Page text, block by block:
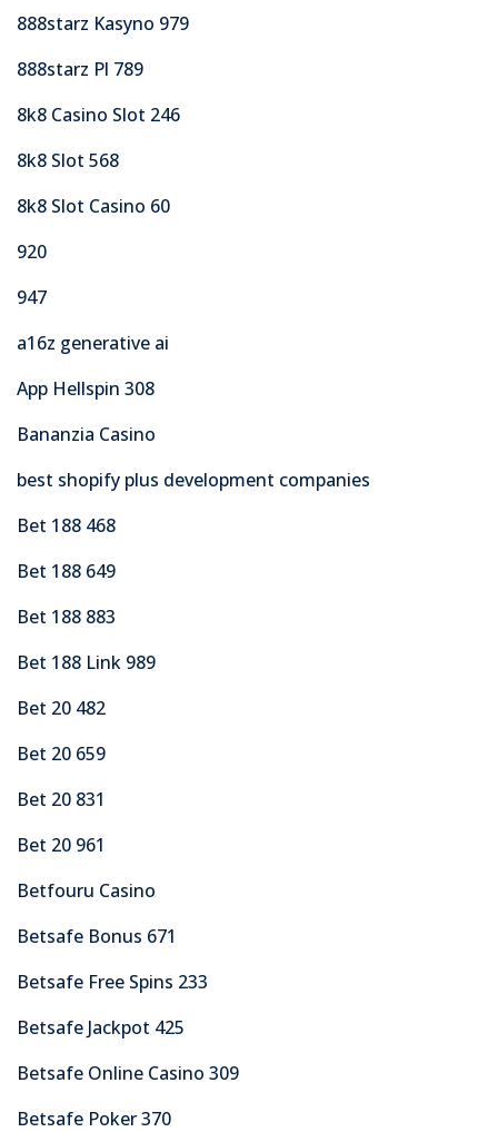
888starz Kasyno 979
888starz Pl 789
8k8 Casino Slot 246
8k8 Slot 568
8k8 Slot Casino 60
920
947
a16z generative ai
App Hellspin 308
Bananzia Casino
best shopify plus development companies
Bet 188 468
Bet 188 649
Bet 188 883
Bet 188 Link 989
Bet 20 482
Bet 20 659
Bet 20 831
Bet 20 961
Betfouru Casino
Betsafe Bonus 671
Betsafe Free Spins 233
Betsafe Jackpot 425
Betsafe Online Casino 309
Betsafe Poker 370